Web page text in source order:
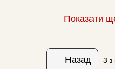
Показати
Назад 3 з